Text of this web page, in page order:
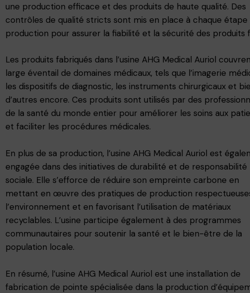
une production efficace et des produits de haute qualité. Des
contrôles de qualité stricts sont mis en place à chaque étape
production pour assurer la fiabilité et la sécurité des produits
Les produits fabriqués dans l’usine AHG Medical Auriol
large éventail de domaines médicaux, tels que l’imagerie
les dispositifs de diagnostic, les instruments chirurgicaux et
d’autres encore. Ces produits sont utilisés par des
de la santé du monde entier pour améliorer les soins aux
et faciliter les procédures médicales.
En plus de sa production, l’usine AHG Medical Auriol est
engagée dans des initiatives de durabilité et de responsabilité
sociale. Elle s’efforce de réduire son empreinte carbone en
mettant en œuvre des pratiques de production
l’environnement et en favorisant l’utilisation de matériaux
recyclables. L’usine participe également à des programmes
communautaires pour soutenir la santé et le bien-être de la
population locale.
En résumé, l’usine AHG Medical Auriol est une installation de
fabrication de pointe spécialisée dans la production